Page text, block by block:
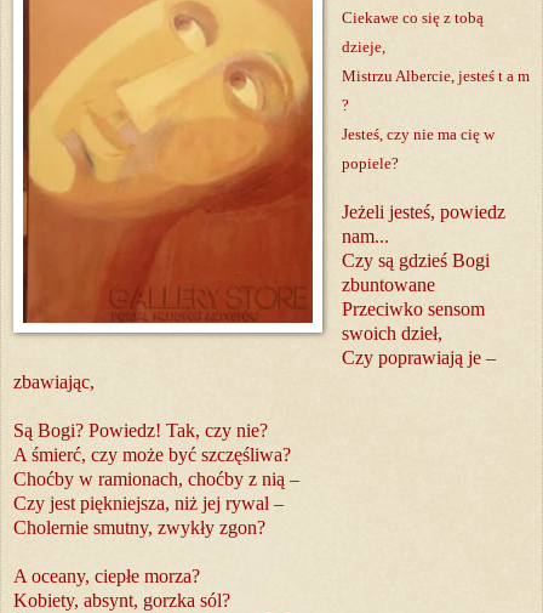
Ciekawe co się z tobą
dzieje,
Mistrzu Albercie, jesteś t a m
?
Jesteś, czy nie ma cię w
popiele?
Jeżeli jesteś, powiedz
nam...
Czy są gdzieś Bogi
zbuntowane
Przeciwko sensom
swoich dzieł,
Czy poprawiają je –
zbawiając,
Są Bogi? Powiedz! Tak, czy nie?
A śmierć, czy może być szczęśliwa?
Choćby w ramionach, choćby z nią –
Czy jest piękniejsza, niż jej rywal –
Cholernie smutny, zwykły zgon?
A oceany, ciepłe morza?
Kobiety, absynt, gorzka sól?